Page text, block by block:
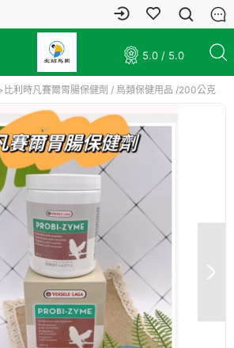
5.0 / 5.0
比利時凡賽爾胃腸保健劑 / 鳥類保健用品 /200公克